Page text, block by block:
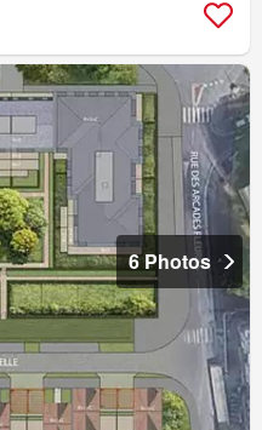
6 Photos